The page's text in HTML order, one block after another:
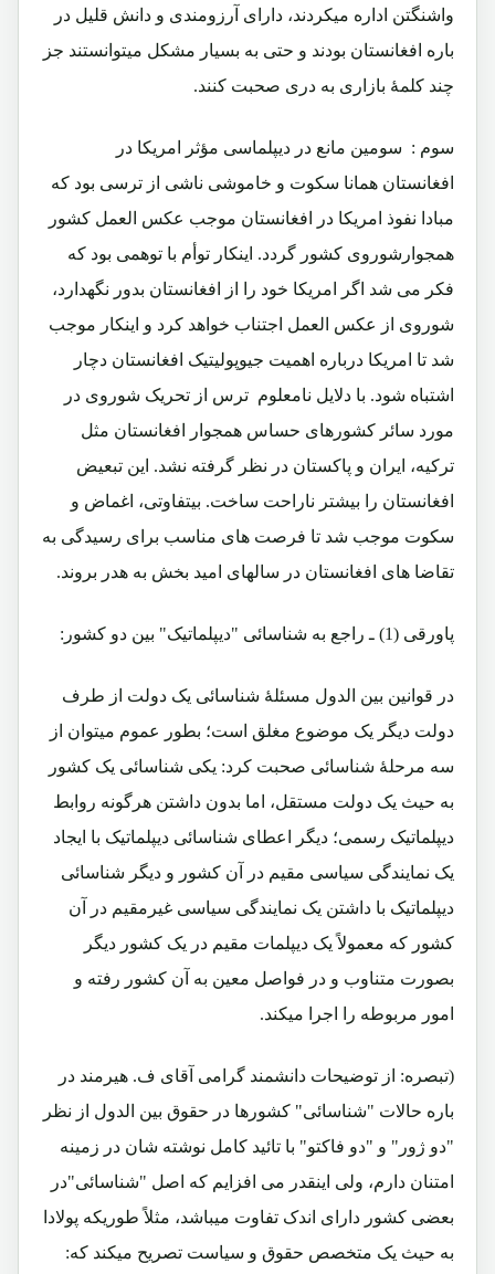
واشنگتن اداره میکردند، دارای آرزومندی و دانش قلیل در
باره افغانستان بودند و حتی به بسیار مشکل میتوانستند جز
چند کلمۀ بازاری به دری صحبت کنند.
سوم : سومین مانع در دیپلماسی مؤثر امریکا در
افغانستان همانا سکوت و خاموشی ناشی از ترسی بود که
مبادا نفوذ امریکا در افغانستان موجب عکس العمل کشور
همجوارشوروی کشور گردد. اینکار توأم با توهمی بود که
فکر می شد اگر امریکا خود را از افغانستان بدور نگهدارد،
شوروی از عکس العمل اجتناب خواهد کرد و اینکار موجب
شد تا امریکا درباره اهمیت جیوپولیتیک افغانستان دچار
اشتباه شود. با دلایل نامعلوم ترس از تحریک شوروی در
مورد سائر کشورهای حساس همجوار افغانستان مثل
ترکیه، ایران و پاکستان در نظر گرفته نشد. این تبعیض
افغانستان را بیشتر ناراحت ساخت. بیتفاوتی، اغماض و
سکوت موجب شد تا فرصت های مناسب برای رسیدگی به
تقاضا های افغانستان در سالهای امید بخش به هدر بروند.
پاورقی (1) ـ راجع به شناسائی "دیپلماتیک" بین دو کشور:
در قوانین بین الدول مسئلۀ شناسائی یک دولت از طرف
دولت دیگر یک موضوع مغلق است؛ بطور عموم میتوان از
سه مرحلۀ شناسائی صحبت کرد: یکی شناسائی یک کشور
به حیث یک دولت مستقل، اما بدون داشتن هرگونه روابط
دیپلماتیک رسمی؛ دیگر اعطای شناسائی دیپلماتیک با ایجاد
یک نمایندگی سیاسی مقیم در آن کشور و دیگر شناسائی
دیپلماتیک با داشتن یک نمایندگی سیاسی غیرمقیم در آن
کشور که معمولاً یک دیپلمات مقیم در یک کشور دیگر
بصورت متناوب و در فواصل معین به آن کشور رفته و
امور مربوطه را اجرا میکند.
(تبصره: از توضیحات دانشمند گرامی آقای ف. هیرمند در
باره حالات "شناسائی" کشورها در حقوق بین الدول از نظر
"دو ژور" و "دو فاکتو" با تائید کامل نوشته شان در زمینه
امتنان دارم، ولی اینقدر می افزایم که اصل "شناسائی"در
بعضی کشور دارای اندک تفاوت میباشد، مثلاً طوریکه پولادا
به حیث یک متخصص حقوق و سیاست تصریح میکند که: